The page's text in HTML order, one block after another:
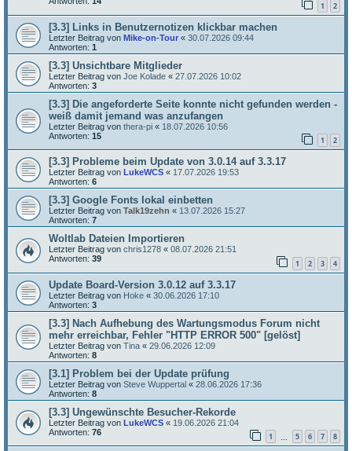
1 2
[3.3] Links in Benutzernotizen klickbar machen
Letzter Beitrag von Mike-on-Tour « 30.07.2026 09:44
Antworten: 1
[3.3] Unsichtbare Mitglieder
Letzter Beitrag von Joe Kolade « 27.07.2026 10:02
Antworten: 3
[3.3] Die angeforderte Seite konnte nicht gefunden werden -
weiß damit jemand was anzufangen
Letzter Beitrag von thera-pi « 18.07.2026 10:56
Antworten: 15 1 2
[3.3] Probleme beim Update von 3.0.14 auf 3.3.17
Letzter Beitrag von LukeWCS « 17.07.2026 19:53
Antworten: 6
[3.3] Google Fonts lokal einbetten
Letzter Beitrag von Talk19zehn « 13.07.2026 15:27
Antworten: 7
Woltlab Dateien Importieren
Letzter Beitrag von chris1278 « 08.07.2026 21:51
Antworten: 39 1 2 3 4
Update Board-Version 3.0.12 auf 3.3.17
Letzter Beitrag von Hoke « 30.06.2026 17:10
Antworten: 3
[3.3] Nach Aufhebung des Wartungsmodus Forum nicht
mehr erreichbar, Fehler "HTTP ERROR 500" [gelöst]
Letzter Beitrag von Tina « 29.06.2026 12:09
Antworten: 8
[3.1] Problem bei der Update prüfung
Letzter Beitrag von Steve Wuppertal « 28.06.2026 17:36
Antworten: 8
[3.3] Ungewünschte Besucher-Rekorde
Letzter Beitrag von LukeWCS « 19.06.2026 21:04
Antworten: 76 1 5 6 7 8